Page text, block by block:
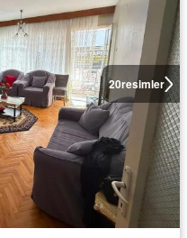
20resimler